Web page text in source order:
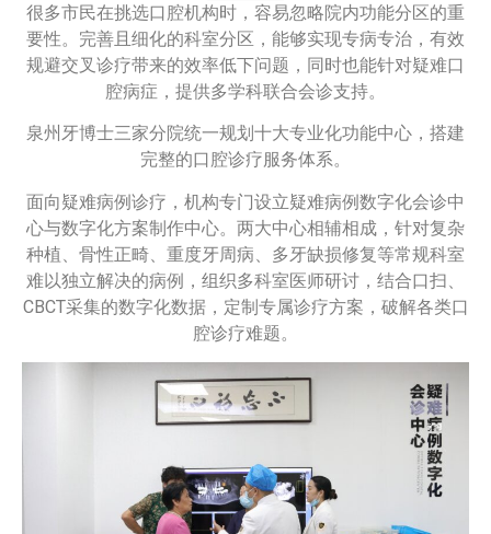
很多市民在挑选口腔机构时，容易忽略院内功能分区的重
要性。完善且细化的科室分区，能够实现专病专治，有效
规避交叉诊疗带来的效率低下问题，同时也能针对疑难口
腔病症，提供多学科联合会诊支持。
泉州牙博士三家分院统一规划十大专业化功能中心，搭建
完整的口腔诊疗服务体系。
面向疑难病例诊疗，机构专门设立疑难病例数字化会诊中
心与数字化方案制作中心。两大中心相辅相成，针对复杂
种植、骨性正畸、重度牙周病、多牙缺损修复等常规科室
难以独立解决的病例，组织多科室医师研讨，结合口扫、
CBCT采集的数字化数据，定制专属诊疗方案，破解各类口
腔诊疗难题。